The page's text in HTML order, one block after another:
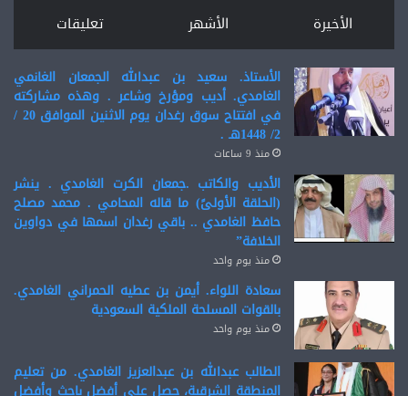
الأخيرة الأشهر تعليقات
الأستاذ. سعيد بن عبدالله الجمعان الغانمي
الغامدي. أديب ومؤرخ وشاعر . وهذه مشاركته
في افتتاح سوق رغدان يوم الاثنين الموافق 20 /
2/ 1448هـ .
منذ 9 ساعات
الأديب والكاتب .جمعان الكرت الغامدي . ينشر
(الحلقة الأولىً) ما قاله المحامي . محمد مصلح
حافظ الغامدي .. باقي رغدان اسمها في دواوين
الخلافة”
منذ يوم واحد
سعادة اللواء. أيمن بن عطيه الحمراني الغامدي.
بالقوات المسلحة الملكية السعودية
منذ يوم واحد
الطالب عبدالله بن عبدالعزيز الغامدي. من تعليم
المنطقة الشرقية، حصل على أفضل باحث وأفضل